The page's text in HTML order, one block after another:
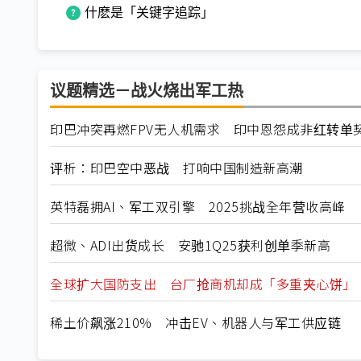
什麽是「关键字追踪」
议题精选－战火烧出军工热
印巴冲突再燃FPV无人机需求 印中恩怨成非红转单
评析：印巴空中恶战 打响中国制造新高潮
英特磊拥AI、军工双引擎 2025挑战全年营收高峰
超微、ADI出货成长 安驰1Q25获利创单季新高
全球扩大国防支出 台厂抢商机却成「多重夹心饼」
稀土价飙涨210% 冲击EV、机器人与军工供应链